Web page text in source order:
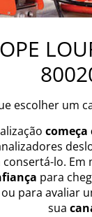
escolher um
começa
lo. Em
para
ou para avaliar
sua